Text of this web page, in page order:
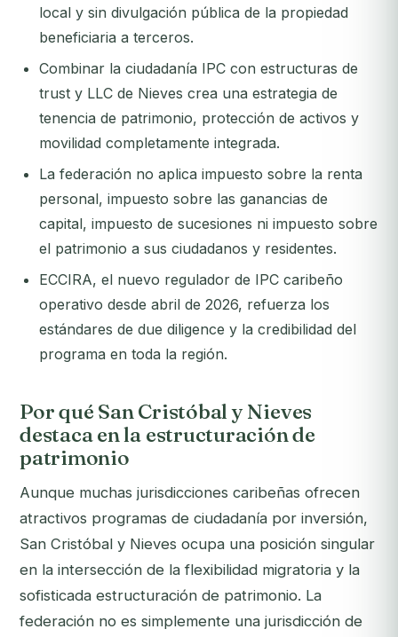
local y sin divulgación pública de la propiedad
beneficiaria a terceros.
Combinar la ciudadanía IPC con estructuras de
trust y LLC de Nieves crea una estrategia de
tenencia de patrimonio, protección de activos y
movilidad completamente integrada.
La federación no aplica impuesto sobre la renta
personal, impuesto sobre las ganancias de
capital, impuesto de sucesiones ni impuesto sobre
el patrimonio a sus ciudadanos y residentes.
ECCIRA, el nuevo regulador de IPC caribeño
operativo desde abril de 2026, refuerza los
estándares de due diligence y la credibilidad del
programa en toda la región.
Por qué San Cristóbal y Nieves
destaca en la estructuración de
patrimonio
Aunque muchas jurisdicciones caribeñas ofrecen
atractivos programas de ciudadanía por inversión,
San Cristóbal y Nieves ocupa una posición singular
en la intersección de la flexibilidad migratoria y la
sofisticada estructuración de patrimonio. La
federación no es simplemente una jurisdicción de